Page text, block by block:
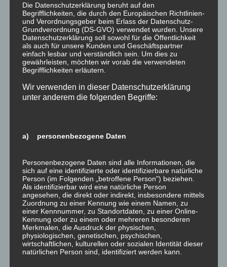
April 2022
März 2022
Februar 2022
Januar 2022
Dezember 2021
November 2021
Oktober 2021
Juli 2021
Juni 2021
Mai 2021
April 2021
März 2021
Januar 2021
Oktober 2020
September 2020
Die Datenschutzerklärung beruht auf den
Begrifflichkeiten, die durch den Europäischen Richtlinien-
und Verordnungsgeber beim Erlass der Datenschutz-
Grundverordnung (DS-GVO) verwendet wurden. Unsere
Datenschutzerklärung soll sowohl für die Öffentlichkeit
als auch für unsere Kunden und Geschäftspartner
einfach lesbar und verständlich sein. Um dies zu
gewährleisten, möchten wir vorab die verwendeten
Begrifflichkeiten erläutern.
Wir verwenden in dieser Datenschutzerklärung
unter anderem die folgenden Begriffe:
a) personenbezogene Daten
Personenbezogene Daten sind alle Informationen, die
sich auf eine identifizierte oder identifizierbare natürliche
Person (im Folgenden „betroffene Person") beziehen.
Als identifizierbar wird eine natürliche Person
angesehen, die direkt oder indirekt, insbesondere mittels
Zuordnung zu einer Kennung wie einem Namen, zu
einer Kennnummer, zu Standortdaten, zu einer Online-
Kennung oder zu einem oder mehreren besonderen
Merkmalen, die Ausdruck der physischen,
physiologischen, genetischen, psychischen,
wirtschaftlichen, kulturellen oder sozialen Identität dieser
natürlichen Person sind, identifiziert werden kann.